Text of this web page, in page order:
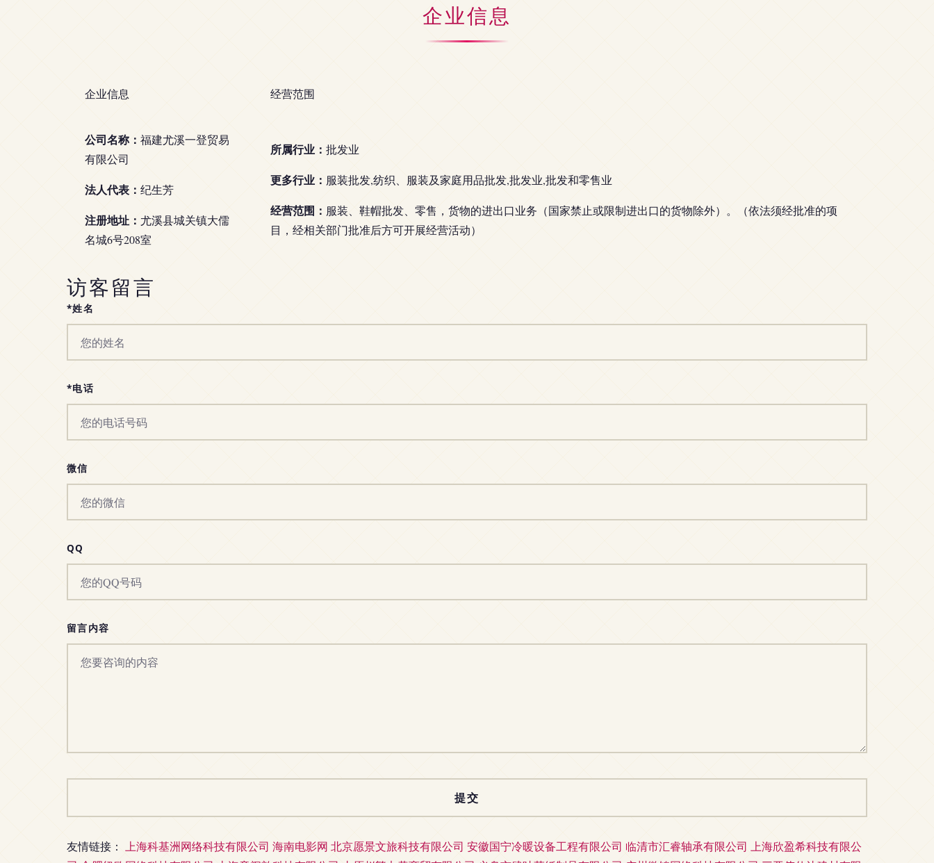
企业信息
企业信息 经营范围
公司名称： 福建尤溪一登贸易
有限公司
法人代表： 纪生芳
注册地址： 尤溪县城关镇大儒
名城6号208室
所属行业： 批发业
更多行业： 服装批发,纺织、服装及家庭用品批发,批发业,批发和零售业
经营范围： 服装、鞋帽批发、零售，货物的进出口业务（国家禁止或限制进出口的货物除外）。（依法须经批准的项
目，经相关部门批准后方可开展经营活动）
访客留言
*姓名
*电话
微信
QQ
留言内容
友情链接： 上海科基洲网络科技有限公司 海南电影网 北京愿景文旅科技有限公司 安徽国宁冷暖设备工程有限公司 临清市汇睿轴承有限公司
上海欣盈希科技有限公